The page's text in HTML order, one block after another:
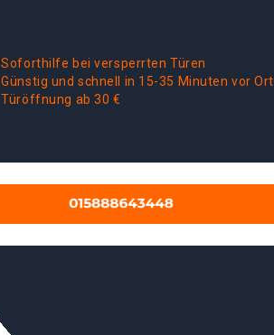
Soforthilfe bei versperrten Türen
Günstig und schnell in 15-35 Minuten vor Ort
Türöffnung ab 30 €